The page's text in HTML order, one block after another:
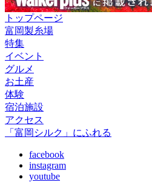
トップページ
富岡製糸場
特集
イベント
グルメ
お土産
体験
宿泊施設
アクセス
「富岡シルク」にふれる
facebook
instagram
youtube